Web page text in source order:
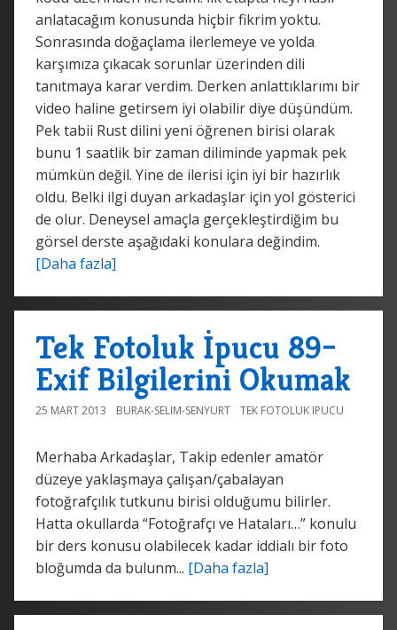
anlatacağım konusunda hiçbir fikrim yoktu.
Sonrasında doğaçlama ilerlemeye ve yolda
karşımıza çıkacak sorunlar üzerinden dili
tanıtmaya karar verdim. Derken anlattıklarımı bir
video haline getirsem iyi olabilir diye düşündüm.
Pek tabii Rust dilini yeni öğrenen birisi olarak
bunu 1 saatlik bir zaman diliminde yapmak pek
mümkün değil. Yine de ilerisi için iyi bir hazırlık
oldu. Belki ilgi duyan arkadaşlar için yol gösterici
de olur. Deneysel amaçla gerçekleştirdiğim bu
görsel derste aşağıdaki konulara değindim.
[Daha fazla]
Tek Fotoluk İpucu 89–
Exif Bilgilerini Okumak
25 MART 2013 BURAK-SELIM-SENYURT TEK FOTOLUK IPUCU
Merhaba Arkadaşlar, Takip edenler amatör
düzeye yaklaşmaya çalışan/çabalayan
fotoğrafçılık tutkunu birisi olduğumu bilirler.
Hatta okullarda “Fotoğrafçı ve Hataları…” konulu
bir ders konusu olabilecek kadar iddialı bir foto
bloğumda da bulunm... [Daha fazla]